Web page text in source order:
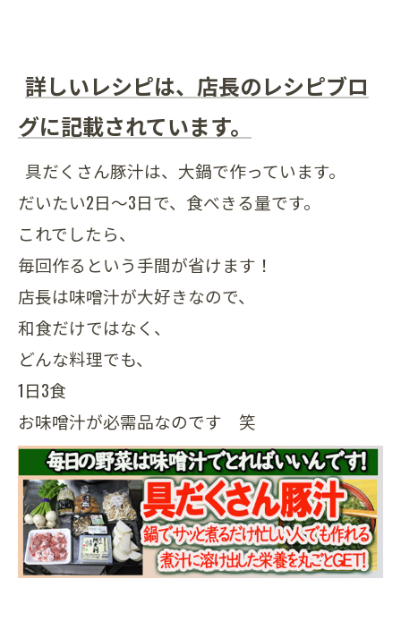
詳しいレシピは、店長のレシピブロ
グに記載されています。
具だくさん豚汁は、大鍋で作っています。
だいたい2日～3日で、食べきる量です。
これでしたら、
毎回作るという手間が省けます！
店長は味噌汁が大好きなので、
和食だけではなく、
どんな料理でも、
1日3食
お味噌汁が必需品なのです 笑